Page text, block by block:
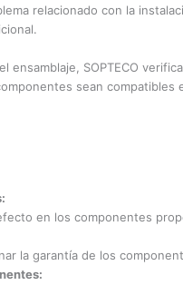
relacionado con la
ensamblaje, SOPTECO
sean compatibles
en los componentes
la garantía de los